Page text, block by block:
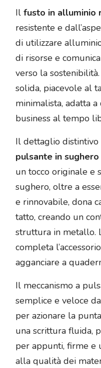
Il fusto in alluminio
resistente e
di utilizzare
di risorse e
verso la
solida, piacevole al
minimalista, adatta
business al tempo
Il dettaglio
pulsante in
un tocco originale e
sughero, oltre a
e rinnovabile, dona
tatto, creando un
struttura in metallo.
completa
agganciare a
Il meccanismo a
semplice e veloce
per azionare la
una scrittura fluida,
per appunti, firme e
alla qualità dei